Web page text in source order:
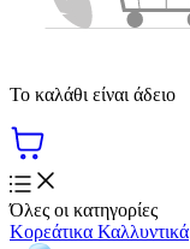
Το καλάθι είναι άδειο
Όλες οι κατηγορίες
Κορεάτικα Καλλυντικά